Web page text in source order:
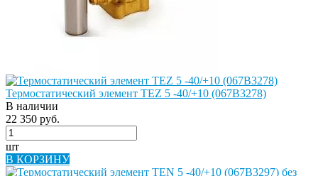
Термостатический элемент TEZ 5 -40/+10 (067B3278)
В наличии
22 350 руб.
шт
В КОРЗИНУ